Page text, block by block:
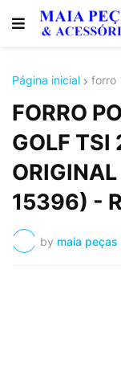
Página inicial forro
FORRO
GOLF
15396) -
by maia